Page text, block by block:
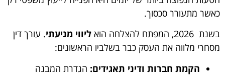
כאשר מתעורר סכסוך.
בשנת 2026, המפתח להצלחה הוא
ליווי מניעתי. עורך דין
מסחרי מלווה את העסק כבר בשלביו הראשונים:
הקמת חברות ודיני תאגידים: הגדרת המבנה